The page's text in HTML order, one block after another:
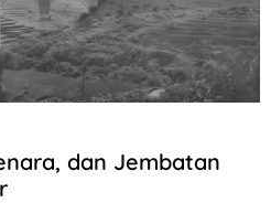
dan Jembatan